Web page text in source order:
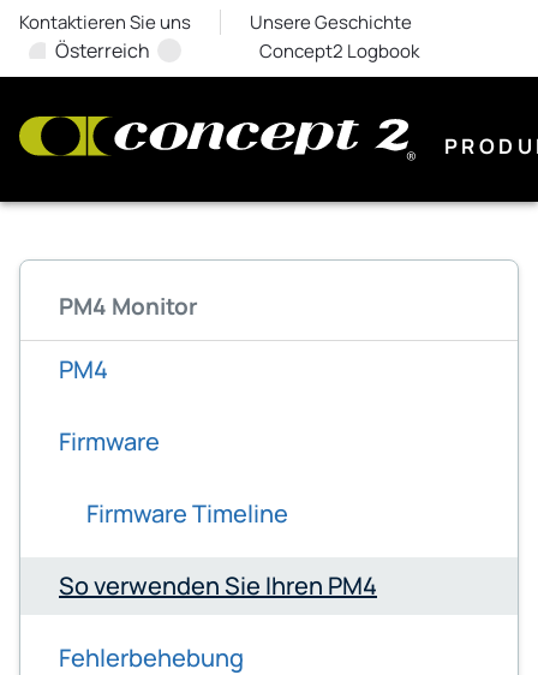
Kontaktieren Sie uns Unsere Geschichte
Österreich Concept2 Logbook
PM4 Monitor
PM4
Firmware
Firmware Timeline
So verwenden Sie Ihren PM4
Fehlerbehebung